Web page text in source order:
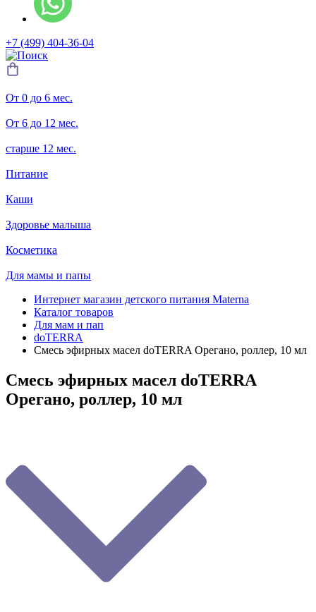
+7 (499) 404-36-04
От 0 до 6 мес.
От 6 до 12 мес.
старше 12 мес.
Питание
Каши
Здоровье малыша
Косметика
Для мамы и папы
Интернет магазин детского питания Materna
Каталог товаров
Для мам и пап
doTERRA
Смесь эфирных масел doTERRA Орегано, роллер, 10 мл
Смесь эфирных масел doTERRA
Орегано, роллер, 10 мл